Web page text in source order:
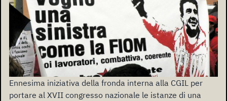
Ennesima iniziativa della fronda interna alla CGIL per
portare al XVII congresso nazionale le istanze di una